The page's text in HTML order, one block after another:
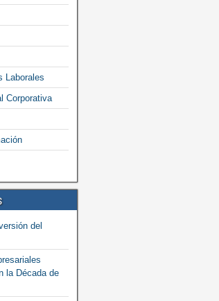
Laborales
Corporativa
del
la Década de